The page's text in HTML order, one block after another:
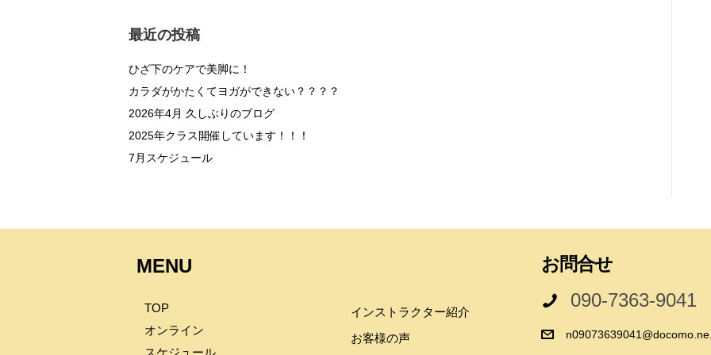
最近の投稿
ひざ下のケアで美脚に！
カラダがかたくてヨガができない？？？？
2026年4月 久しぶりのブログ
2025年クラス開催しています！！！
7月スケジュール
MENU
TOP
オンライン
スケジュール
インストラクター紹介
お客様の声
お問合せ
090-7363-9041